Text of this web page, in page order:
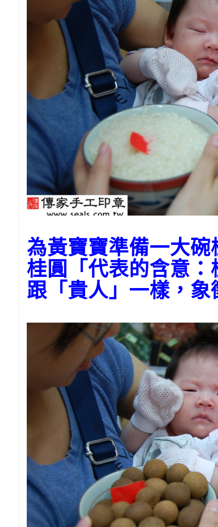
為黃寶寶準備一大碗
桂圓「代表的含意
跟「貴人」一樣，